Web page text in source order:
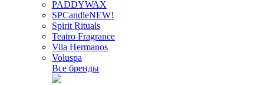
PADDYWAX
SPCandleNEW!
Spirit Rituals
Teatro Fragrance
Vila Hermanos
Voluspa
Все бренды